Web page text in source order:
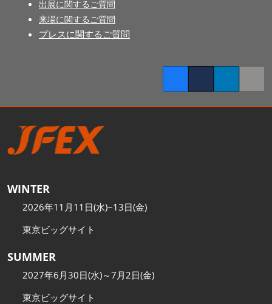
出展に関するご質問
来場に関するご質問
プレスに関するご質問
WINTER
2026年11月11日(水)~13日(金)
東京ビッグサイト
SUMMER
2027年6月30日(水)～7月2日(金)
東京ビッグサイト